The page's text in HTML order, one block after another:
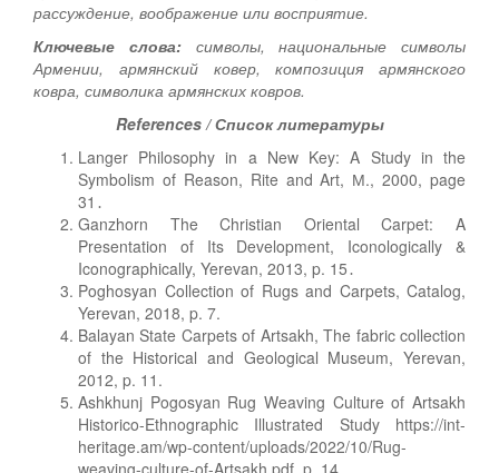
рассуждение, воображение или восприятие.
Ключевые слова:символы, национальные символы
Армении, армянский ковер, композиция армянского
ковра, символика армянских ковров.
References / Список литературы
Langer Philosophy in a New Key: A Study in the
Symbolism of Reason, Rite and Art, М., 2000, page
31․
Ganzhorn The Christian Oriental Carpet: A
Presentation of Its Development, Iconologically &
Iconographically, Yerevan, 2013, p. 15․
Poghosyan Collection of Rugs and Carpets, Catalog,
Yerevan, 2018, p. 7.
Balayan State Carpets of Artsakh, The fabric collection
of the Historical and Geological Museum, Yerevan,
2012, p. 11.
Ashkhunj Pogosyan Rug Weaving Culture of Artsakh
Historico-Ethnographic Illustrated Study https://int-
heritage.am/wp-content/uploads/2022/10/Rug-
weaving-culture-of-Artsakh.pdf, p. 14.